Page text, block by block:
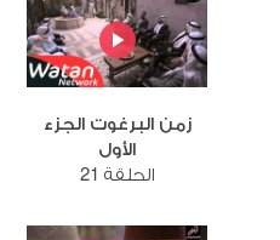
زمن البرغوت الجزء
الأول
الحلقة 21